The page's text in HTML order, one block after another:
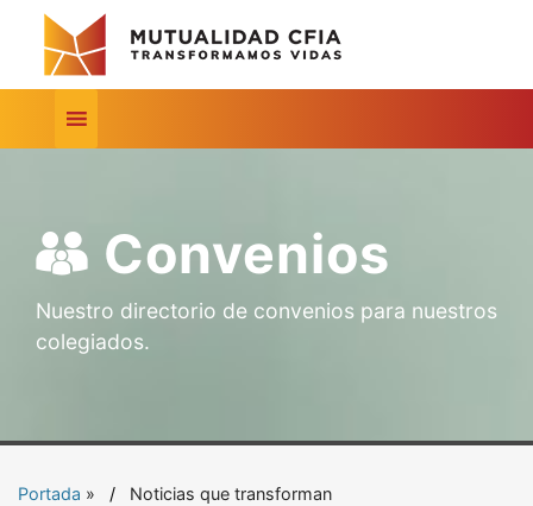
Convenios
Nuestro directorio de convenios para nuestros
colegiados.
Portada » Noticias que transforman